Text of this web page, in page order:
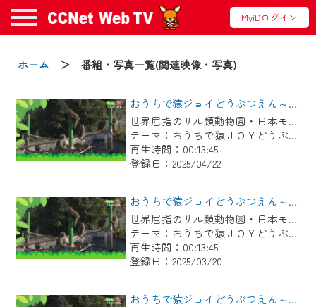
MyiDログイン
ホーム ＞ 番組・写真一覧(関連映像・写真)
おうちで猿ジョイどうぶつえん～進化ってどういうこと？～（2025年3月16日初回放送）
世界屈指のサル類動物園・日本モンキーセンター協力の親子で学べる動物番組。
テーマ：おうちで猿ＪＯＹどうぶつえん
再生時間：00:13:45
登録日：2025/04/22
おうちで猿ジョイどうぶつえん～ブラッザグエノン～（2025年2月16日初回放送）
世界屈指のサル類動物園・日本モンキーセンター協力の親子で学べる動物番組。
テーマ：おうちで猿ＪＯＹどうぶつえん
再生時間：00:13:45
登録日：2025/03/20
おうちで猿ジョイどうぶつえん～ヨザルってどんなサル？～（2025年1月16日初回放送）
お知らせ
2024/09/02
動画配信サービス『CCNet Web TV』は2024
年9月24日からリニューアルします！
【変更点】
◆デザイン変更により、お住まいの地域
の動画コンテンツが一目瞭然。
◆当社アプリやＰＣブラウザから、いつ
でも・どこでも・外出先でも！
CCNetサービスエリア20市町の地域情報
番組をご視聴いただけます！